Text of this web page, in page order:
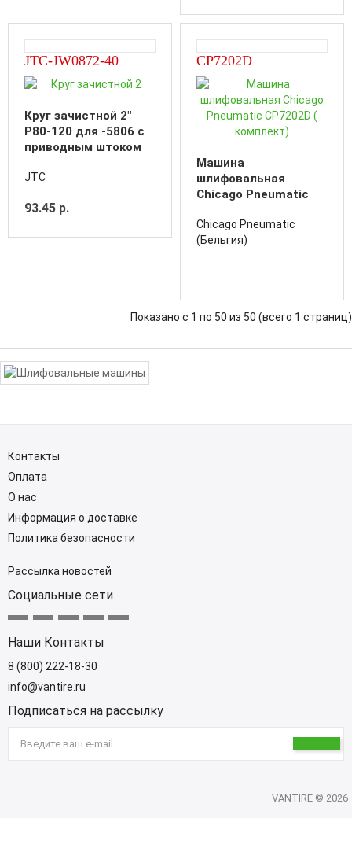
JTC-JW0872-40
Круг зачистной 2"
P80-120 для -5806 с
приводным штоком
JTC
93.45 р.
CP7202D
Машина
шлифовальная
Chicago Pneumatic
Chicago Pneumatic
(Бельгия)
Показано с 1 по 50 из 50 (всего 1 страниц)
Контакты
Оплата
О нас
Информация о доставке
Политика безопасности
Рассылка новостей
Социальные сети
Наши Контакты
8 (800) 222-18-30
info@vantire.ru
Подписаться на рассылку
VANTIRE © 2026